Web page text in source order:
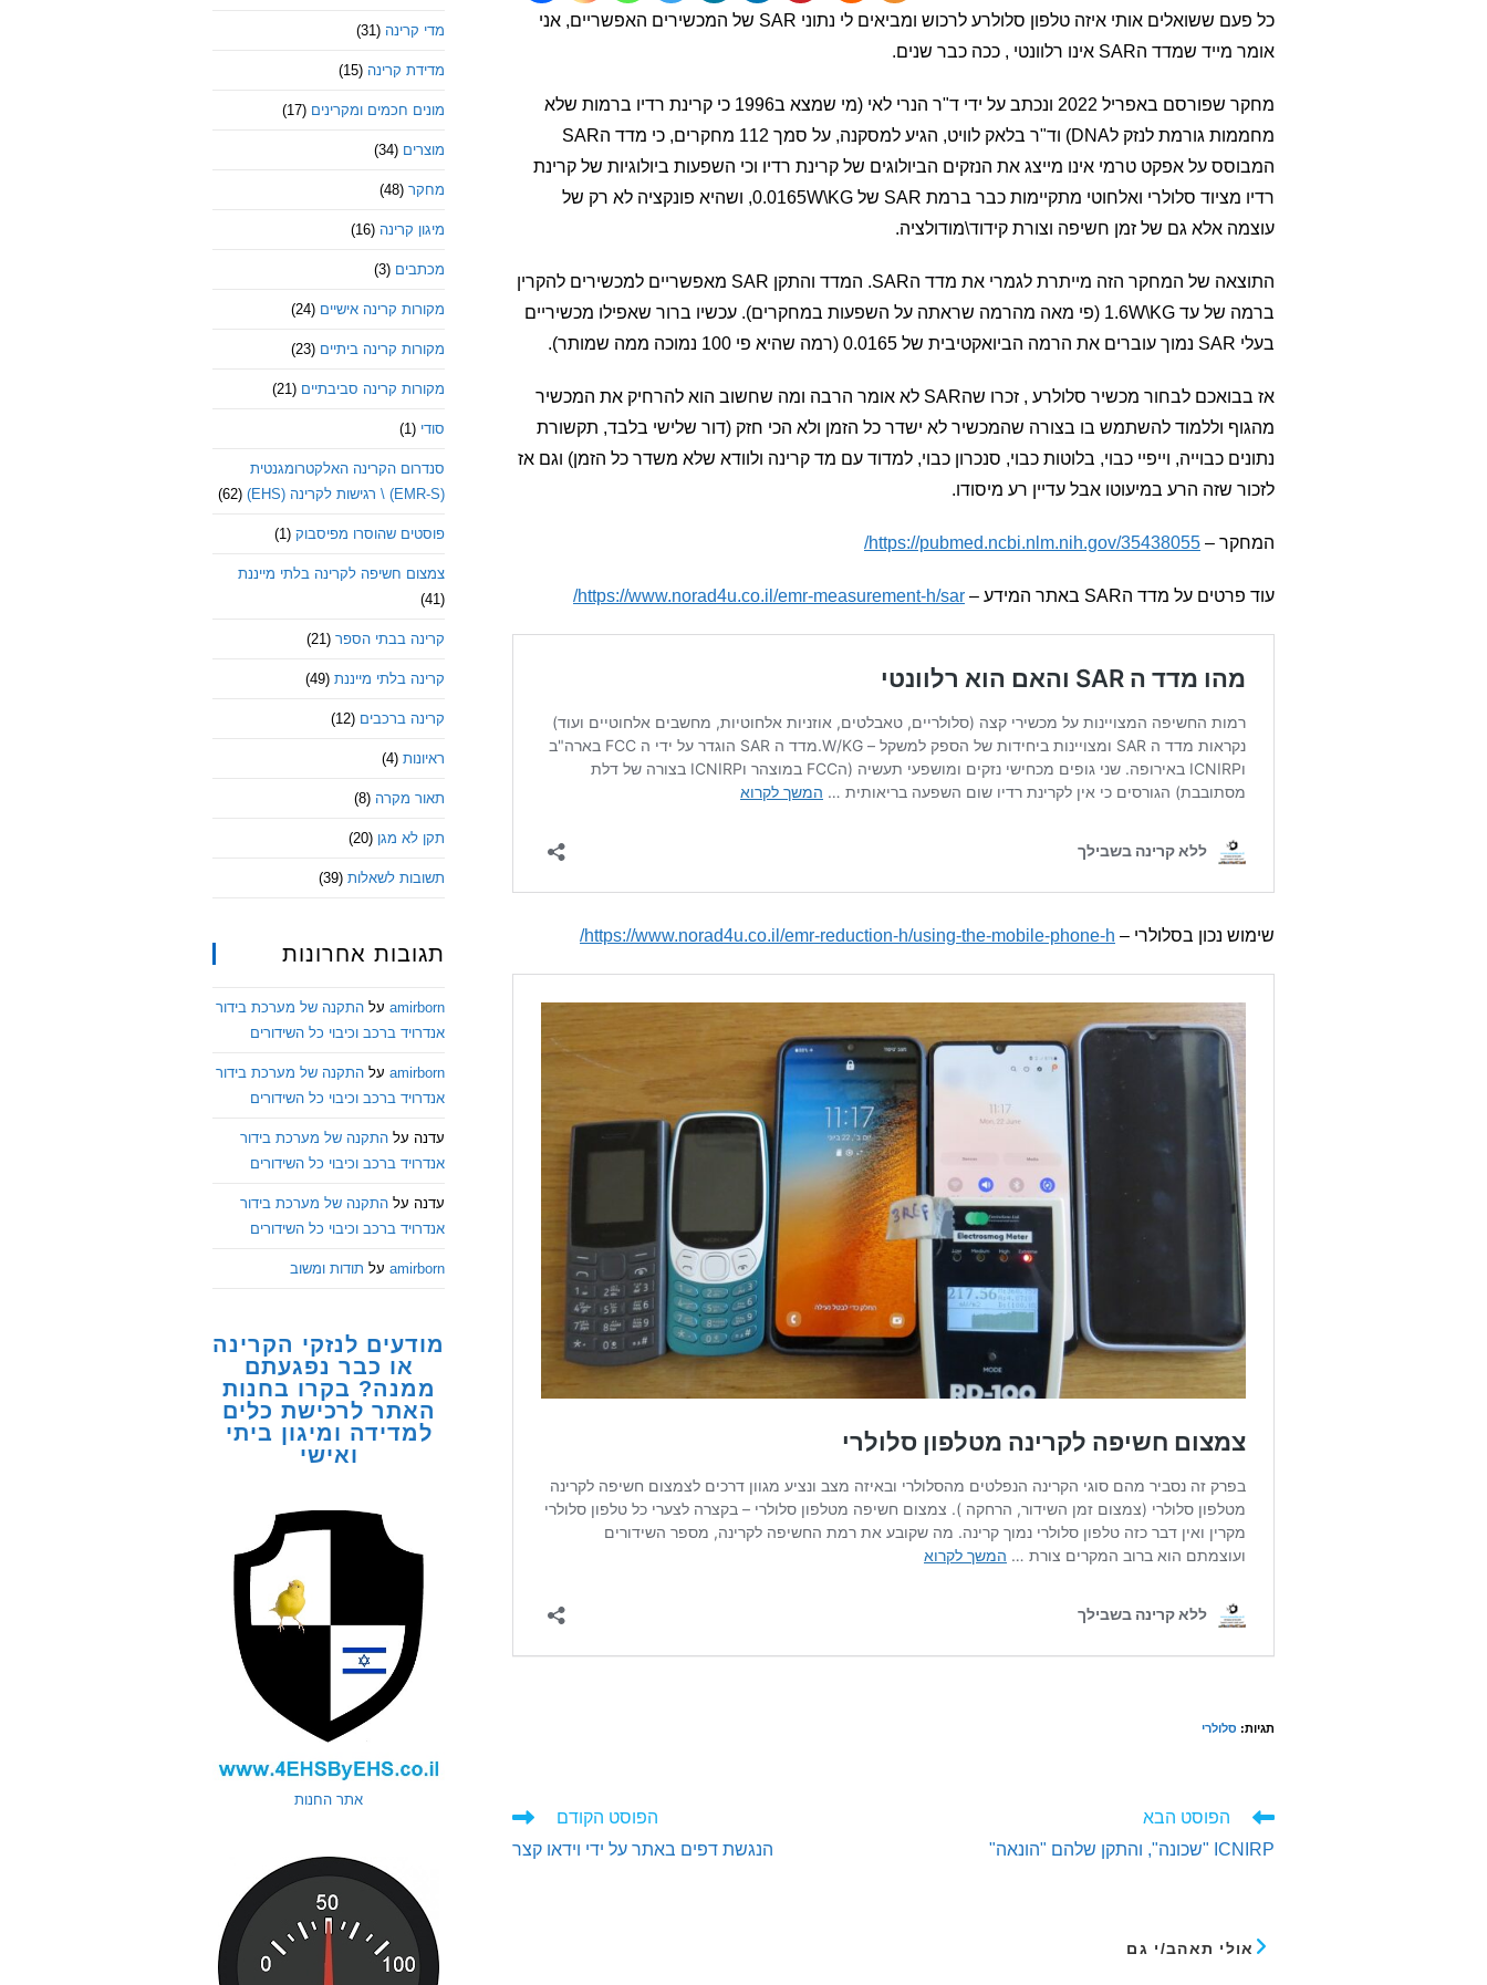
כל פעם ששואלים אותי איזה טלפון סלולרע לרכוש ומביאים לי נתוני SAR של המכשירים האפשריים, אני
אומר מייד שמדד הSAR אינו רלוונטי , ככה כבר שנים.
מחקר שפורסם באפריל 2022 ונכתב על ידי ד"ר הנרי לאי (מי שמצא ב1996 כי קרינת רדיו ברמות שלא
מחממות גורמת לנזק לDNA) וד"ר בלאק לוויט, הגיע למסקנה, על סמך 112 מחקרים, כי מדד הSAR
המבוסס על אפקט טרמי אינו מייצג את הנזקים הביולוגים של קרינת רדיו וכי השפעות ביולוגיות של קרינת
רדיו מציוד סלולרי ואלחוטי מתקיימות כבר ברמת SAR של 0.0165W\KG, ושהיא פונקציה לא רק של
עוצמה אלא גם של זמן חשיפה וצורת קידוד\מודולציה.
התוצאה של המחקר הזה מייתרת לגמרי את מדד הSAR. המדד והתקן SAR מאפשריים למכשירים להקרין
ברמה של עד 1.6W\KG (פי מאה מהרמה שראתה על השפעות במחקרים). עכשיו ברור שאפילו מכשיריים
בעלי SAR נמוך עוברים את הרמה הביואקטיבית של 0.0165 (רמה שהיא פי 100 נמוכה ממה שמותר).
אז בבואכם לבחור מכשיר סלולרע , זכרו שהSAR לא אומר הרבה ומה שחשוב הוא להרחיק את המכשיר
מהגוף וללמוד להשתמש בו בצורה שהמכשיר לא ישדר כל הזמן ולא הכי חזק (דור שלישי בלבד, תקשורת
נתונים כבוייה, וייפיי כבוי, בלוטות כבוי, סנכרון כבוי, למדוד עם מד קרינה ולוודא שלא משדר כל הזמן) וגם אז
לזכור שזה הרע במיעוטו אבל עדיין רע מיסודו.
המחקר – https://pubmed.ncbi.nlm.nih.gov/35438055/
עוד פרטים על מדד הSAR באתר המידע – https://www.norad4u.co.il/emr-measurement-h/sar/
שימוש נכון בסלולרי – https://www.norad4u.co.il/emr-reduction-h/using-the-mobile-phone-h/
תגיות: סלולרי
לקרוא
נוספים
הפוסט הקודם
הנגשת דפים באתר על ידי וידאו קצר
הפוסט הבא
ICNIRP "שכונה", והתקן שלהם "הונאה"
אולי תאהב/י גם
מדי קרינה (31)
מדידת קרינה (15)
מונים חכמים ומקרינים (17)
מוצרים (34)
מחקר (48)
מיגון קרינה (16)
מכתבים (3)
מקורות קרינה אישיים (24)
מקורות קרינה ביתיים (23)
מקורות קרינה סביבתיים (21)
סודי (1)
סנדרום הקרינה האלקטרומגנטית
(EMR-S) \ רגישות לקרינה (EHS)
(62)
פוסטים שהוסרו מפיסבוק (1)
צמצום חשיפה לקרינה בלתי מייננת
(41)
קרינה בבתי הספר (21)
קרינה בלתי מייננת (49)
קרינה ברכבים (12)
ראיונות (4)
תאור מקרה (8)
תקן לא מגן (20)
תשובות לשאלות (39)
תגובות אחרונות
amirborn על התקנה של מערכת בידור
אנדרויד ברכב וכיבוי כל השידורים
amirborn על התקנה של מערכת בידור
אנדרויד ברכב וכיבוי כל השידורים
עדנה על התקנה של מערכת בידור
אנדרויד ברכב וכיבוי כל השידורים
עדנה על התקנה של מערכת בידור
אנדרויד ברכב וכיבוי כל השידורים
amirborn על תודות ומשוב
מודעים לנזקי הקרינה
או כבר נפגעתם
ממנה? בקרו בחנות
האתר לרכישת כלים
למדידה ומיגון ביתי
ואישי
אתר החנות